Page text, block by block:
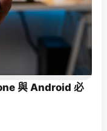
與 Android 必